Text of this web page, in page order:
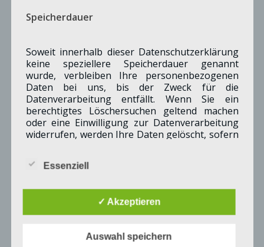
Scheurmann-Kettner, Gerald
BEISITZER
Speicherdauer
Soweit innerhalb dieser Datenschutzerklärung
keine speziellere Speicherdauer genannt
wurde, verbleiben Ihre personenbezogenen
Daten bei uns, bis der Zweck für die
Datenverarbeitung entfällt. Wenn Sie ein
berechtigtes Löschersuchen geltend machen
oder eine Einwilligung zur Datenverarbeitung
widerrufen, werden Ihre Daten gelöscht, sofern
Daten haben (z.B. steuer- oder
letztgenannten Fall erfolgt die Löschung nach
Fortfall dieser Gründe.
Gesetzlich vorgeschriebener Datenschutz­
beauftragter
Essenziell
✓ Akzeptieren
Auswahl speichern